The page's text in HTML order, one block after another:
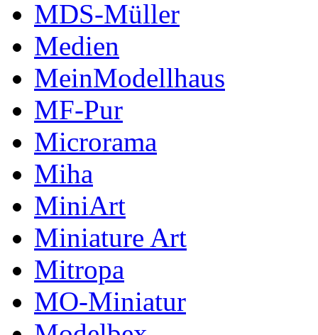
MDS-Müller
Medien
MeinModellhaus
MF-Pur
Microrama
Miha
MiniArt
Miniature Art
Mitropa
MO-Miniatur